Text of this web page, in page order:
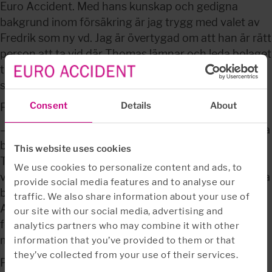
Consent Details About
This website uses cookies
We use cookies to personalize content and ads, to
provide social media features and to analyse our
traffic. We also share information about your use of
our site with our social media, advertising and
analytics partners who may combine it with other
information that you’ve provided to them or that
they’ve collected from your use of their services.
Euro Accident. Med hans kunskap och gedigna
bakgrund inom försäkring är jag trygg med valet av
Fredrik som ny vd. Jag är övertygad om att han är rätt
person att ta vid där Thomas lämnar och leda bolaget
till nästa nivå, säger Johan Sidenmark,
styrelseordförande i bolaget.
Fredrik Bergström kommenterar själv:
–Jag har följt Euro Accidents framgångar och det ska
bli en inspirerande utmaning att bygga vidare på det
Thomas och hans medarbetare har skapat. Jag ser
verkligen fram emot att bekanta mig med det här fina
bolaget och ser en stor framtidspotential för Euro
Accident att ytterligare stärka sin position som
försäkringsbolaget med kundföretagens Hållbara
medarbetare i fokus.
Från 2003 har Thomas Petersson varit vd i Euro